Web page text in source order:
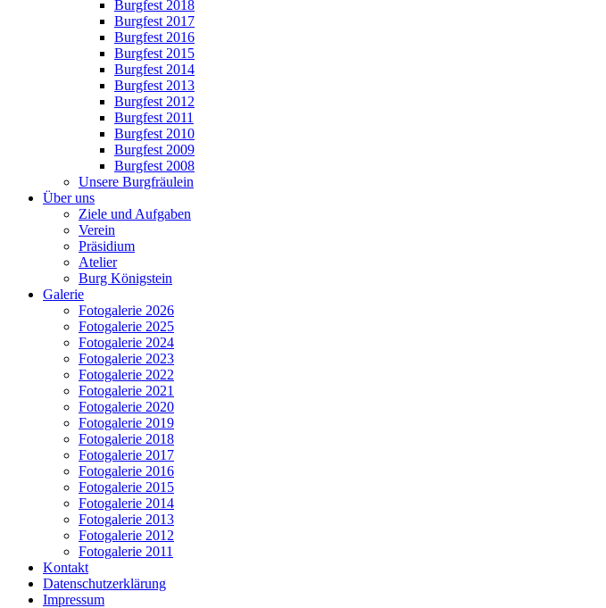
Burgfest 2018
Burgfest 2017
Burgfest 2016
Burgfest 2015
Burgfest 2014
Burgfest 2013
Burgfest 2012
Burgfest 2011
Burgfest 2010
Burgfest 2009
Burgfest 2008
Unsere Burgfräulein
Über uns
Ziele und Aufgaben
Verein
Präsidium
Atelier
Burg Königstein
Galerie
Fotogalerie 2026
Fotogalerie 2025
Fotogalerie 2024
Fotogalerie 2023
Fotogalerie 2022
Fotogalerie 2021
Fotogalerie 2020
Fotogalerie 2019
Fotogalerie 2018
Fotogalerie 2017
Fotogalerie 2016
Fotogalerie 2015
Fotogalerie 2014
Fotogalerie 2013
Fotogalerie 2012
Fotogalerie 2011
Kontakt
Datenschutzerklärung
Impressum